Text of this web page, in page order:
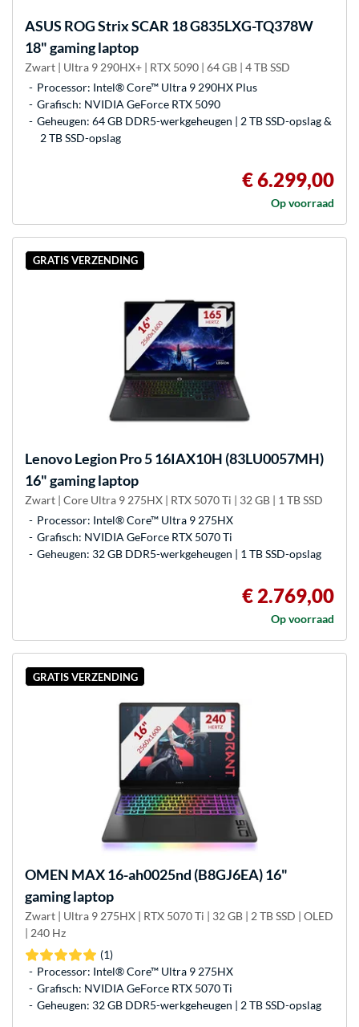
ASUS ROG Strix SCAR 18 G835LXG-TQ378W
18" gaming laptop
Zwart | Ultra 9 290HX+ | RTX 5090 | 64 GB | 4 TB SSD
Processor: Intel® Core™ Ultra 9 290HX Plus
Grafisch: NVIDIA GeForce RTX 5090
Geheugen: 64 GB DDR5-werkgeheugen | 2 TB SSD-opslag &
2 TB SSD-opslag
€ 6.299,00
Op voorraad
GRATIS VERZENDING
LenovoLegion Pro 5 16IAX10H (83LU0057MH)
16" gaming laptop
Zwart | Core Ultra 9 275HX | RTX 5070 Ti | 32 GB | 1 TB SSD
Processor: Intel® Core™ Ultra 9 275HX
Grafisch: NVIDIA GeForce RTX 5070 Ti
Geheugen: 32 GB DDR5-werkgeheugen | 1 TB SSD-opslag
€ 2.769,00
Op voorraad
GRATIS VERZENDING
OMEN MAX 16-ah0025nd (B8GJ6EA) 16"
gaming laptop
Zwart | Ultra 9 275HX | RTX 5070 Ti | 32 GB | 2 TB SSD | OLED
| 240 Hz
(1)
Processor: Intel® Core™ Ultra 9 275HX
Grafisch: NVIDIA GeForce RTX 5070 Ti
Geheugen: 32 GB DDR5-werkgeheugen | 2 TB SSD-opslag